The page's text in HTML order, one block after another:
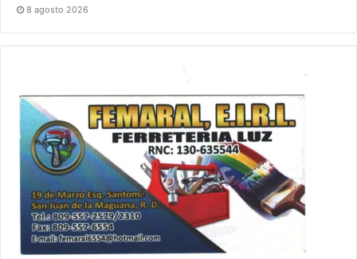
8 agosto 2026